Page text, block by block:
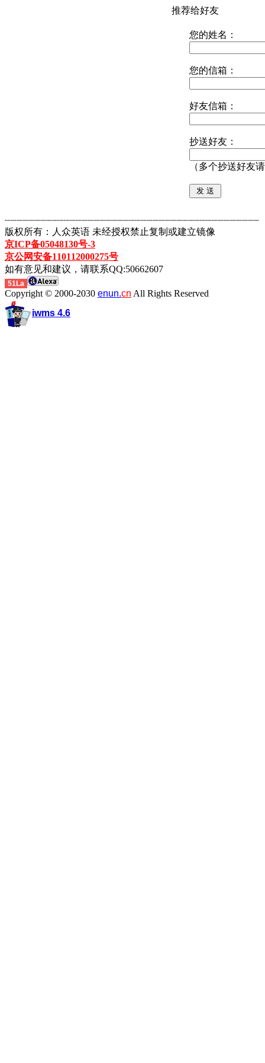
推荐给好友
您的姓名：
您的信箱：
好友信箱：
抄送好友：
（多个抄送好友
┈┈┈┈┈┈┈┈┈┈┈┈┈┈┈┈┈┈┈┈┈┈┈┈┈┈┈┈┈┈┈┈┈┈┈┈┈┈┈┈┈┈┈
版权所有：人众英语 未经授权禁止复制或建立镜像
京ICP备05048130号-3
京公网安备110112000275号
如有意见和建议，请联系QQ:50662607
51La
Copyright © 2000-2030 enun.cn All Rights Reserved
iwms 4.6